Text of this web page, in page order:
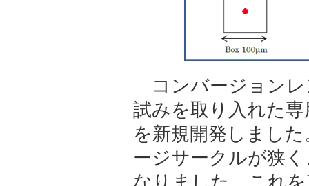
コンバージョンレ
試みを取り入れた
を新規開発しまし
ージサークルが狭
なりました。これ